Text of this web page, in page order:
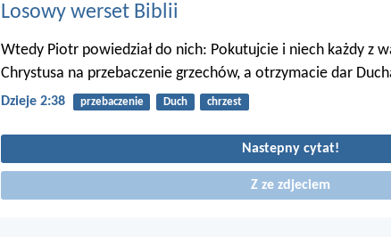
Losowy werset Biblii
Wtedy Piotr powiedział do nich: Pokutujcie i niech każdy z
Chrystusa na przebaczenie grzechów, a otrzymacie dar
Dzieje 2:38 przebaczenie Duch chrzest
Nastepny cytat!
Z ze zdjeciem